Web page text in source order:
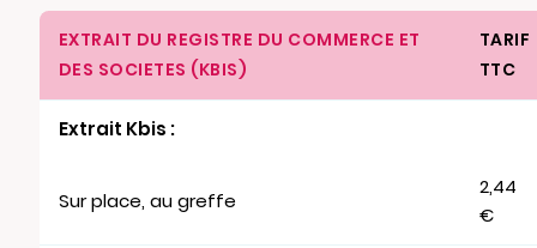
EXTRAIT DU REGISTRE DU COMMERCE ET
DES SOCIETES (KBIS)
TARIF
TTC
Extrait Kbis :
Sur place, au greffe
2,44
€